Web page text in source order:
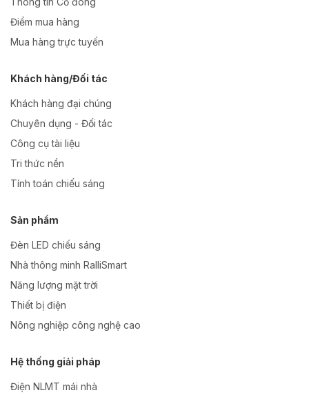
Điểm mua hàng
Mua hàng trực tuyến
Khách hàng/Đối tác
Khách hàng đại chúng
Chuyên dụng - Đối tác
Công cụ tài liệu
Tri thức nền
Tính toán chiếu sáng
Sản phẩm
Đèn LED chiếu sáng
Nhà thông minh RalliSmart
Năng lượng mặt trời
Thiết bị điện
Nông nghiệp công nghệ cao
Hệ thống giải pháp
Điện NLMT mái nhà